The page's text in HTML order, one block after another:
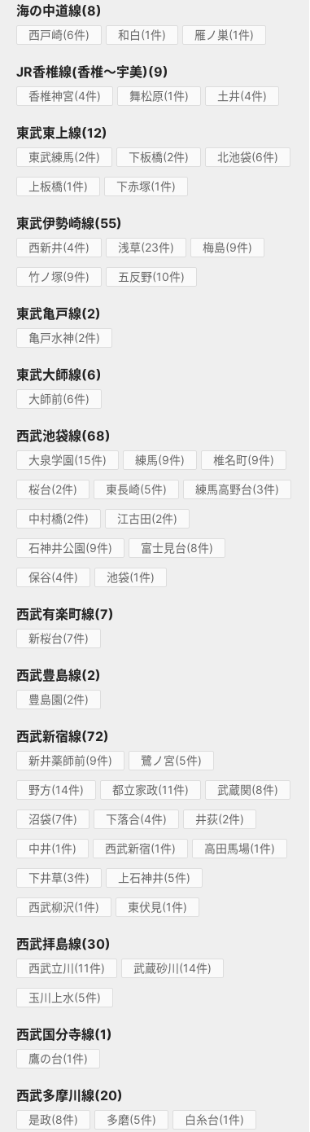
海の中道線(8)
西戸崎(6件) 和白(1件) 雁ノ巣(1件)
JR香椎線(香椎～宇美)(9)
香椎神宮(4件) 舞松原(1件) 土井(4件)
東武東上線(12)
東武練馬(2件) 下板橋(2件) 北池袋(6件)
上板橋(1件) 下赤塚(1件)
東武伊勢崎線(55)
西新井(4件) 浅草(23件) 梅島(9件)
竹ノ塚(9件) 五反野(10件)
東武亀戸線(2)
亀戸水神(2件)
東武大師線(6)
大師前(6件)
西武池袋線(68)
大泉学園(15件) 練馬(9件) 椎名町(9件)
桜台(2件) 東長崎(5件) 練馬高野台(3件)
中村橋(2件) 江古田(2件)
石神井公園(9件) 富士見台(8件)
保谷(4件) 池袋(1件)
西武有楽町線(7)
新桜台(7件)
西武豊島線(2)
豊島園(2件)
西武新宿線(72)
新井薬師前(9件) 鷺ノ宮(5件)
野方(14件) 都立家政(11件) 武蔵関(8件)
沼袋(7件) 下落合(4件) 井荻(2件)
中井(1件) 西武新宿(1件) 高田馬場(1件)
下井草(3件) 上石神井(5件)
西武柳沢(1件) 東伏見(1件)
西武拝島線(30)
西武立川(11件) 武蔵砂川(14件)
玉川上水(5件)
西武国分寺線(1)
鷹の台(1件)
西武多摩川線(20)
是政(8件) 多磨(5件) 白糸台(1件)